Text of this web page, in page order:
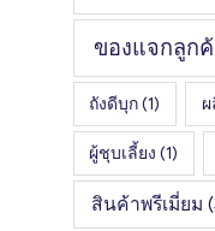
ของแจกลูก
ถังดีบุก(1)
ผู้ชุบเลี้ยง (1)
สินค้าพรีเมี่ยม